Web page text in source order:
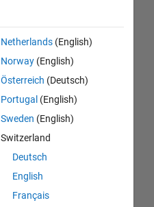
Netherlands(English)
Norway(English)
Österreich (Deutsch)
Portugal (English)
Sweden (English)
Switzerland
Deutsch
English
Français